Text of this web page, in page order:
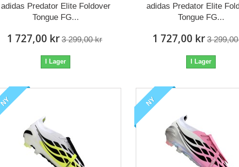
adidas Predator Elite Foldover
Tongue FG...
1 727,00 kr 3 299,00 kr
I Lager
adidas Predator Elite
Tongue FG...
1 727,00 kr 3
I Lager
NY NY